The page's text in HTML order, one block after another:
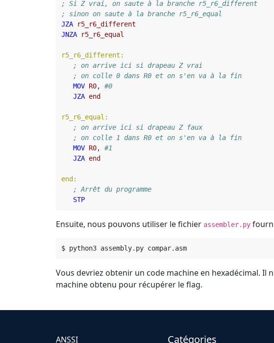
JZA
r5_r6_different
JNZA
r5_r6_equal
r5_r6_different:
MOV R0,
JZA end
r5_r6_equal:
MOV R0,
JZA end
end:
STP
Ensuite, nous pouvons utiliser le fichier assembler.py
Vous devriez obtenir un code machine en hexadécimal. Il
machine obtenu pour récupérer le flag.
ANSSI Catégories